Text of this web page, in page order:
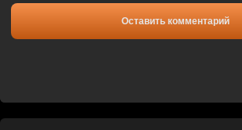
Оставить комментарий